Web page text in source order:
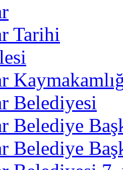
Tarihi
Belediyesi
Belediye
Belediye